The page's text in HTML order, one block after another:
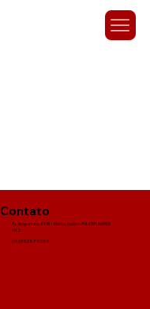
Contato
Tv. Angustura, 4174 - Marco, Belém - PA CEP: 66093-
042
(91) 9 9287-0289